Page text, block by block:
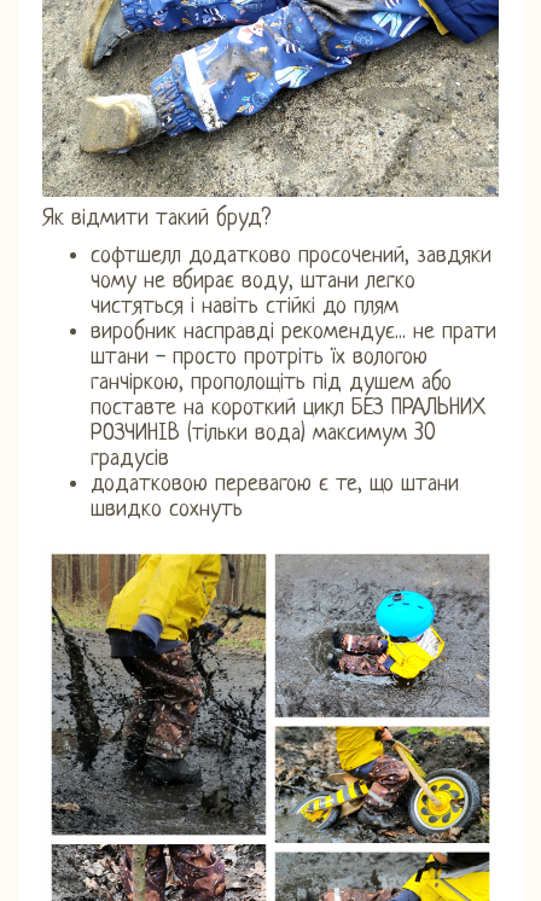
Як відмити такий бруд?
софтшелл додатково просочений, завдяки
чому не вбирає воду, штани легко
чистяться і навіть стійкі до плям
виробник насправді рекомендує... не прати
штани - просто протріть їх вологою
ганчіркою, прополощіть під душем або
поставте на короткий цикл БЕЗ ПРАЛЬНИХ
РОЗЧИНІВ (тільки вода) максимум 30
градусів
додатковою перевагою є те, що штани
швидко сохнуть